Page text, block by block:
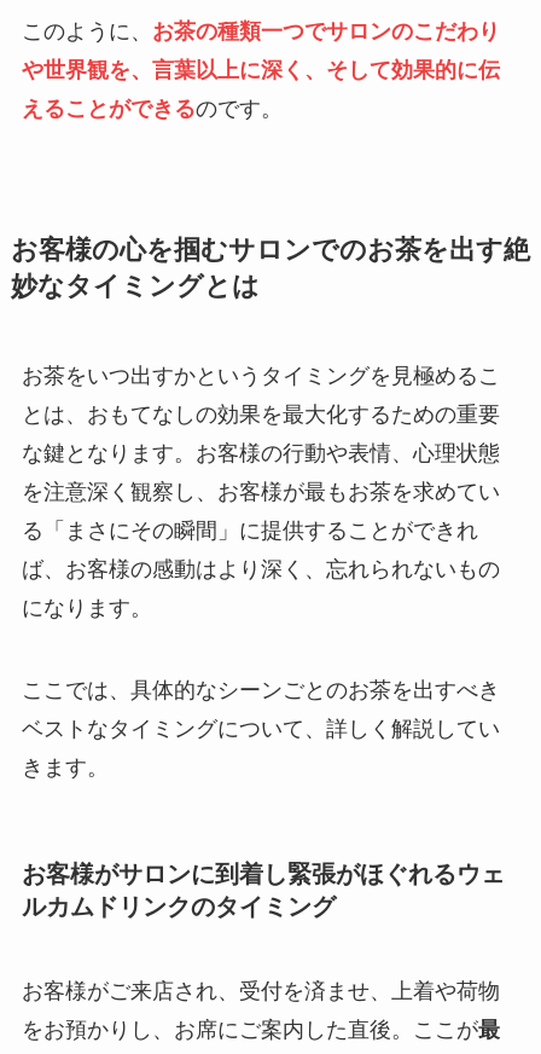
このように、 お茶の種類一つでサロンのこだわり
や世界観を、言葉以上に深く、そして効果的に伝
えることができるのです。
お客様の心を掴むサロンでのお茶を出す絶
妙なタイミングとは
お茶をいつ出すかというタイミングを見極めるこ
とは、おもてなしの効果を最大化するための重要
な鍵となります。お客様の行動や表情、心理状態
を注意深く観察し、お客様が最もお茶を求めてい
る「まさにその瞬間」に提供することができれ
ば、お客様の感動はより深く、忘れられないもの
になります。
ここでは、具体的なシーンごとのお茶を出すべき
ベストなタイミングについて、詳しく解説してい
きます。
お客様がサロンに到着し緊張がほぐれるウェ
ルカムドリンクのタイミング
お客様がご来店され、受付を済ませ、上着や荷物
をお預かりし、お席にご案内した直後。ここが最